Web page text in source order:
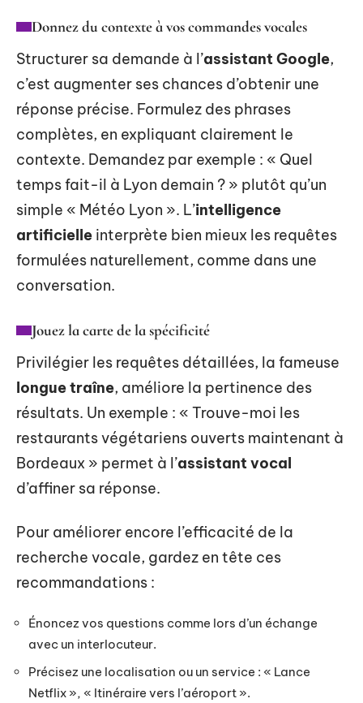
Donnez du contexte à vos commandes vocales
Structurer sa demande à l’assistant Google,
c’est augmenter ses chances d’obtenir une
réponse précise. Formulez des phrases
complètes, en expliquant clairement le
contexte. Demandez par exemple : « Quel
temps fait-il à Lyon demain ? » plutôt qu’un
simple « Météo Lyon ». L’intelligence
artificielle interprète bien mieux les requêtes
formulées naturellement, comme dans une
conversation.
Jouez la carte de la spécificité
Privilégier les requêtes détaillées, la fameuse
longue traîne, améliore la pertinence des
résultats. Un exemple : « Trouve-moi les
restaurants végétariens ouverts maintenant à
Bordeaux » permet à l’assistant vocal
d’affiner sa réponse.
Pour améliorer encore l’efficacité de la
recherche vocale, gardez en tête ces
recommandations :
Énoncez vos questions comme lors d’un échange
avec un interlocuteur.
Précisez une localisation ou un service : « Lance
Netflix », « Itinéraire vers l’aéroport ».